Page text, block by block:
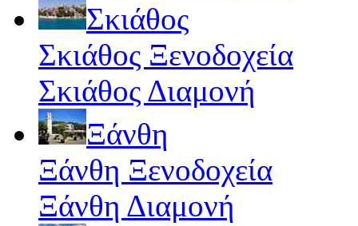
Σκιάθος
Σκιάθος Ξενοδοχεία
Σκιάθος Διαμονή
Ξάνθη
Ξάνθη Ξενοδοχεία
Ξάνθη Διαμονή